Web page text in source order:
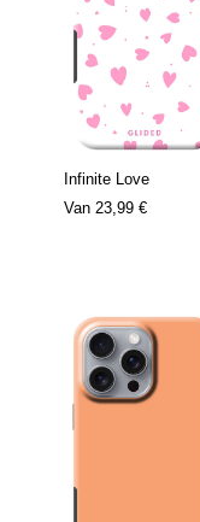
Infinite Love
Van 23,99 €